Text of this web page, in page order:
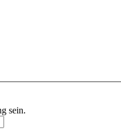
sein.